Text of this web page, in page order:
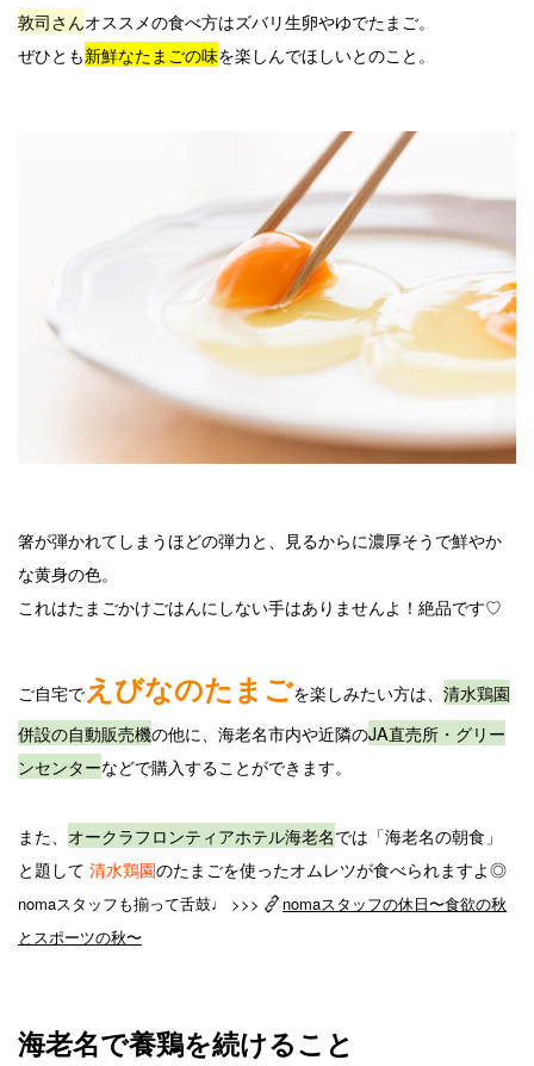
敦司さんオススメの食べ方はズバリ生卵やゆでたまご。
ぜひとも新鮮なたまごの味を楽しんでほしいとのこと。
箸が弾かれてしまうほどの弾力と、見るからに濃厚そうで鮮やか
な黄身の色。
これはたまごかけごはんにしない手はありませんよ！絶品です♡
ご自宅でえびなのたまごを楽しみたい方は、 清水鶏園
併設の自動販売機の他に、海老名市内や近隣のJA直売所・グリー
ンセンターなどで購入することができます。
また、 オークラフロンティアホテル海老名では「海老名の朝食」
と題して 清水鶏園のたまごを使ったオムレツが食べられますよ◎
nomaスタッフも揃って舌鼓♩ >>>
nomaスタッフの休日〜食欲の秋
とスポーツの秋〜
海老名で養鶏を続けること